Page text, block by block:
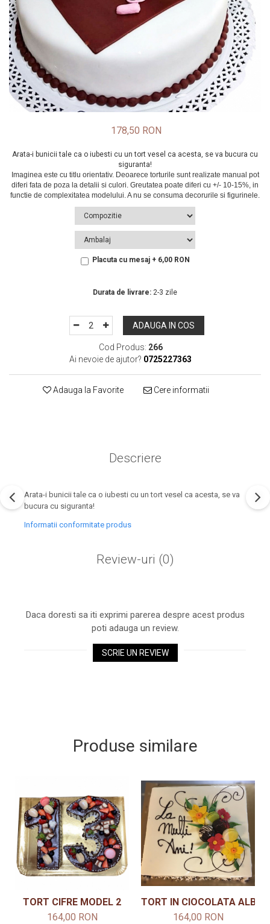
178,50 RON
Arata-i bunicii tale ca o iubesti cu un tort vesel ca acesta, se va bucura cu
siguranta!
Placuta cu mesaj + 6,00 RON
Durata de livrare: 2-3 zile
ADAUGA IN COS
Cod Produs: 266
Ai nevoie de ajutor? 0725227363
Adauga la Favorite Cere informatii
Descriere
Arata-i bunicii tale ca o iubesti cu un tort vesel ca acesta, se va
bucura cu siguranta!
Informatii conformitate produs
Review-uri (0)
Daca doresti sa iti exprimi parerea despre acest produs
poti adauga un review.
SCRIE UN REVIEW
Produse similare
TORT CIFRE MODEL 2
164,00 RON
TORT IN CIOCOLATA ALBA
164,00 RON